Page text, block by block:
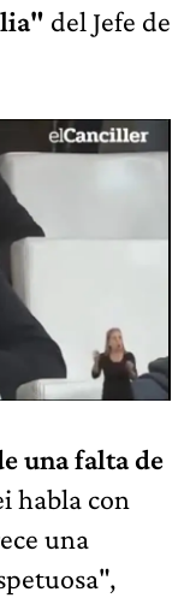
del Jefe de
una falta de
habla con
una